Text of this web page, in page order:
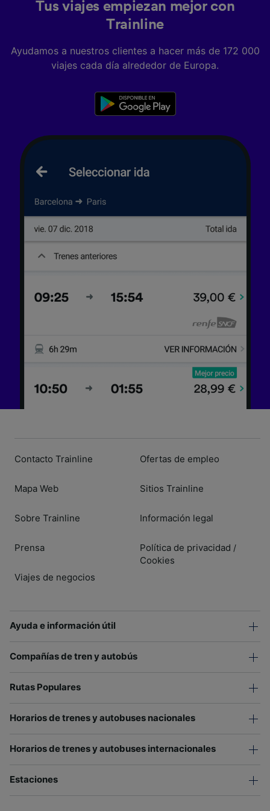
Tus viajes empiezan mejor con
Trainline
Ayudamos a nuestros clientes a hacer más de 172 000
viajes cada día alrededor de Europa.
Contacto Trainline
Mapa Web
Sobre Trainline
Prensa
Viajes de negocios
Ofertas de empleo
Sitios Trainline
Información legal
Política de privacidad /
Cookies
Ayuda e información útil
Compañías de tren y autobús
Rutas Populares
Horarios de trenes y autobuses nacionales
Horarios de trenes y autobuses internacionales
Estaciones
publicidad y contenido, investigación de
audiencia y desarrollo de servicios.
Lista de asociados (proveedores)